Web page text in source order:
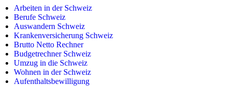
Arbeiten in der Schweiz
Berufe Schweiz
Auswandern Schweiz
Krankenversicherung Schweiz
Brutto Netto Rechner
Budgetrechner Schweiz
Umzug in die Schweiz
Wohnen in der Schweiz
Aufenthaltsbewilligung